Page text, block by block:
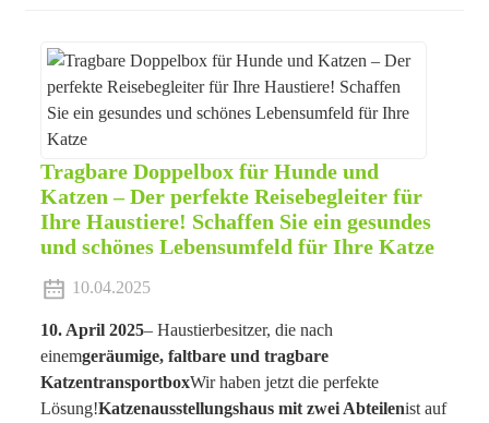
Tragbare Doppelbox für Hunde und
Katzen – Der perfekte Reisebegleiter für
Ihre Haustiere! Schaffen Sie ein gesundes
und schönes Lebensumfeld für Ihre Katze
10.04.2025
10. April 2025– Haustierbesitzer, die nach
einemgeräumige, faltbare und tragbare
KatzentransportboxWir haben jetzt die perfekte
Lösung!Katzenausstellungshaus mit zwei Abteilenist auf